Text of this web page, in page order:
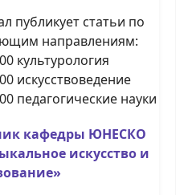
публикует статьи по
направлениям:
культурология
искусствоведение
педагогические науки
кафедры ЮНЕСКО
искусство и